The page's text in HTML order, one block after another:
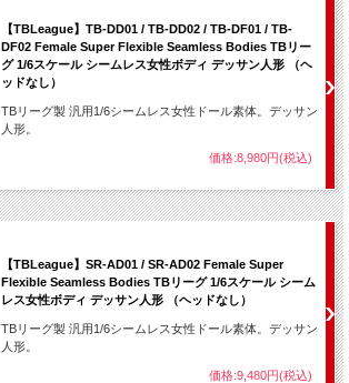
【TBLeague】TB-DD01 / TB-DD02 / TB-DF01 / TB-
DF02 Female Super Flexible Seamless Bodies TBリー
グ 1/6スケール シームレス女性ボディ デッサン人形 （ヘ
ッドなし）
TBリーグ製 汎用1/6シームレス女性ドール素体。デッサン
人形。
価格:8,980円(税込)
【TBLeague】SR-AD01 / SR-AD02 Female Super
Flexible Seamless Bodies TBリーグ 1/6スケール シーム
レス女性ボディ デッサン人形 （ヘッドなし）
TBリーグ製 汎用1/6シームレス女性ドール素体。デッサン
人形。
価格:9,480円(税込)